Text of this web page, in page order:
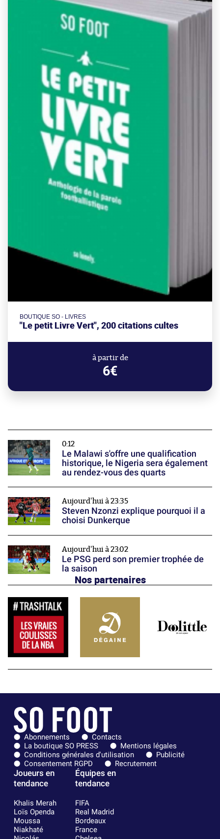
BOUTIQUE SO - LIVRES
"Le petit Livre Vert", 200 citations cultes
à partir de
6€
0:12
Le Malawi s'offre une qualification
historique, le Nigeria sera également
au rendez-vous des quarts
Aujourd'hui à 23:35
Steven Nzonzi explique pourquoi il a
choisi Dunkerque
Aujourd'hui à 23:02
Le PSG perd son premier trophée de
la saison
Nos partenaires
Abonnements
Contacts
La boutique SO PRESS
Mentions légales
Conditions générales d'utilisation
Publicité
Consentement RGPD
Recrutement
Joueurs en
tendance
Khalis Merah
Loïs Openda
Moussa
Niakhaté
Équipes en
tendance
FIFA
Real Madrid
Bordeaux
France